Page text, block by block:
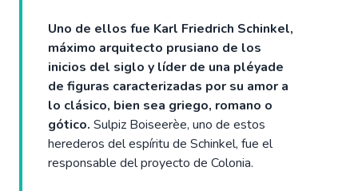
Uno de ellos fue Karl Friedrich Schinkel,
máximo arquitecto prusiano de los
inicios del siglo y líder de una pléyade
de figuras caracterizadas por su amor a
lo clásico, bien sea griego, romano o
gótico. Sulpiz Boiseerèe, uno de estos
herederos del espíritu de Schinkel, fue el
responsable del proyecto de Colonia.